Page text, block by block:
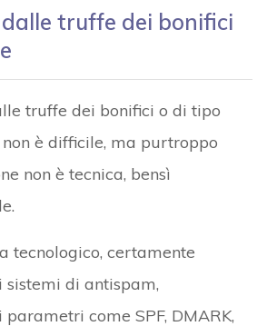
truffe dei bonifici
truffe dei bonifici o di tipo
è difficile, ma purtroppo
non è tecnica, bensì
tecnologico, certamente
sistemi di antispam,
parametri come SPF, DMARK,